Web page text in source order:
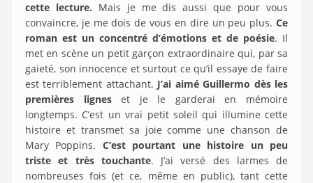
cette lecture. Mais je me dis aussi que pour vous
convaincre, je me dois de vous en dire un peu plus. Ce
roman est un concentré d’émotions et de poésie. Il
met en scène un petit garçon extraordinaire qui, par sa
gaieté, son innocence et surtout ce qu’il essaye de faire
est terriblement attachant. J’ai aimé Guillermo dès les
premières ligneset je le garderai en mémoire
longtemps. C’est un vrai petit soleil qui illumine cette
histoire et transmet sa joie comme une chanson de
Mary Poppins. C’est pourtant une histoire un peu
triste et très touchante. J’ai versé des larmes de
nombreuses fois (et ce, même en public), tant cette